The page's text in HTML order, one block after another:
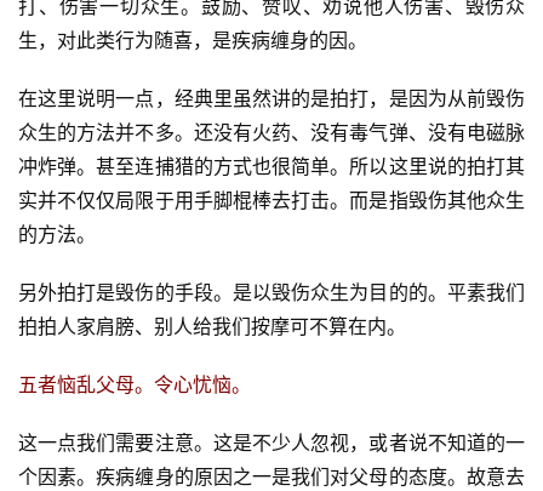
打、伤害一切众生。鼓励、赞叹、劝说他人伤害、毁伤众
生，对此类行为随喜，是疾病缠身的因。
在这里说明一点，经典里虽然讲的是拍打，是因为从前毁伤
众生的方法并不多。还没有火药、没有毒气弹、没有电磁脉
冲炸弹。甚至连捕猎的方式也很简单。所以这里说的拍打其
实并不仅仅局限于用手脚棍棒去打击。而是指毁伤其他众生
的方法。
另外拍打是毁伤的手段。是以毁伤众生为目的的。平素我们
拍拍人家肩膀、别人给我们按摩可不算在内。
五者恼乱父母。令心忧恼。
这一点我们需要注意。这是不少人忽视，或者说不知道的一
个因素。疾病缠身的原因之一是我们对父母的态度。故意去